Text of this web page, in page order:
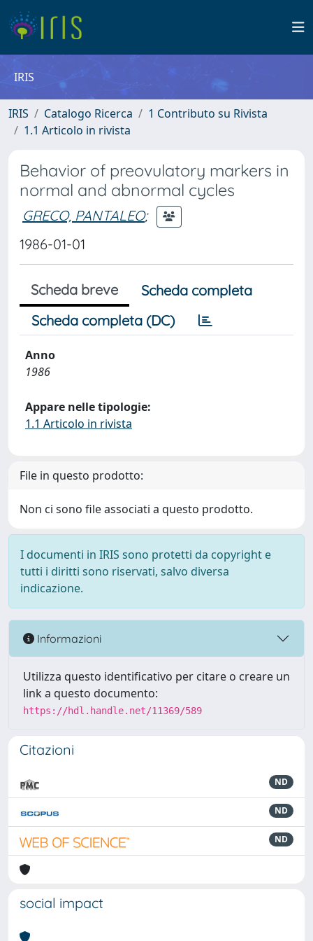
IRIS
IRIS Catalogo Ricerca
1 Contributo su Rivista
1.1 Articolo in rivista
Behavior of preovulatory markers in
normal and abnormal cycles
GRECO, PANTALEO;
1986-01-01
Scheda breve
Scheda completa
Scheda completa (DC)
Anno
1986
Appare nelle tipologie:
1.1 Articolo in rivista
File in questo prodotto:
Non ci sono file associati a questo prodotto.
I documenti in IRIS sono protetti da copyright e
tutti i diritti sono riservati, salvo diversa
indicazione.
Informazioni
Utilizza questo identificativo per citare o creare un
link a questo documento:
https://hdl.handle.net/11369/589
Citazioni
ND
ND
ND
social impact